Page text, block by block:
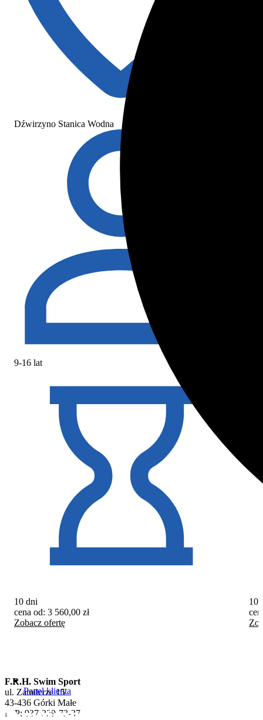
Panel klienta
Dźwirzyno Stanica Wodna
9-16 lat
10 dni
cena od: 3 560,00 zł
Zobacz ofertę
10
F.R.H. Swim Sport
ul. Zamilerze 15
43-436 Górki Małe
NIP: 937-229-73-37